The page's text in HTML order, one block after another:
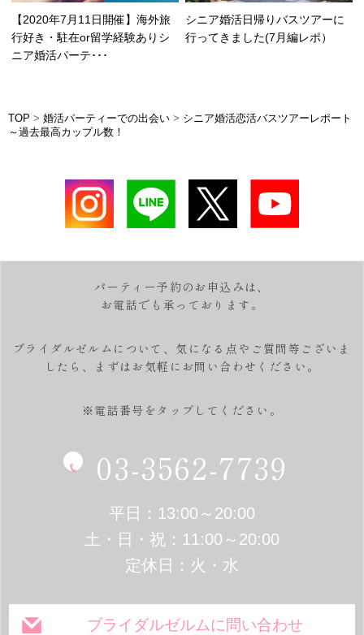
【2020年7月11日開催】海外旅
行好き・駐在or留学経験ありシ
ニア婚活パーテ･･･
シニア婚活日帰りバスツアーに
行ってきました(7月編レポ）
TOP > 婚活パーティーでの出会い > シニア婚活恋活バスツアーレポート
～過去最高カップル数！
パーティー予約のお申込みは、
お電話でも承っております。
ブライダルゼルムについて、気になる点やご質問等ございま
したら、
まずはお気軽にお問い合わせください。
※電話番号をタップしてください。
03-3562-7739
平日：13:00～20:00
土・日・祝：11:00～20:00
定休日：火・水
ブライダルゼルムに問い合わせ